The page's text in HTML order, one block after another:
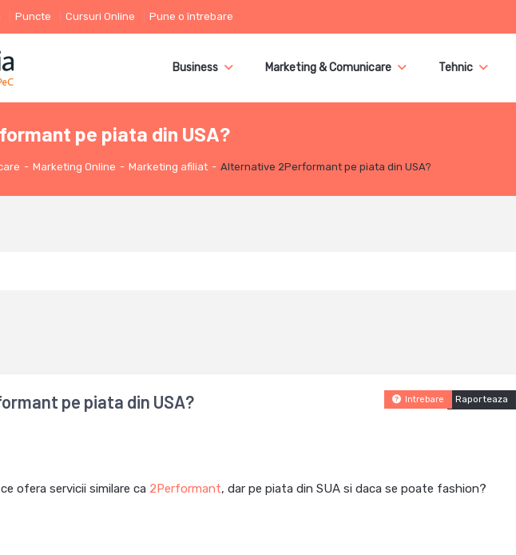
Puncte Cursuri Online Pune o întrebare
Business Marketing & Comunicare Tehnic
pe piata din USA?
- Marketing Online - Marketing afiliat - Alternative 2Performant pe piata din USA?
pe piata din USA? Raporteaza
Intrebare
ofera servicii similare ca 2Performant, dar pe piata din SUA si daca se poate fashion?